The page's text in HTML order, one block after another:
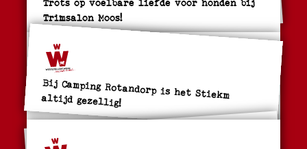
Trimsalon Moos!
Bij Camping Rotandorp is het Stiekm
altijd gezellig!